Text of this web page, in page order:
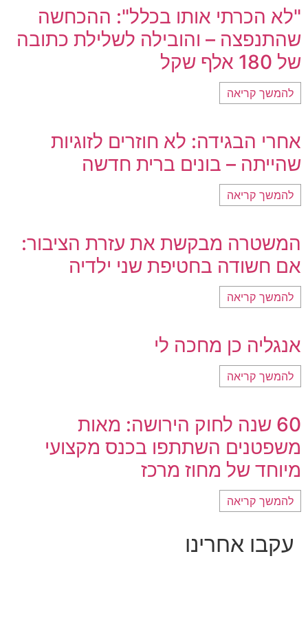
"לא הכרתי אותו בכלל": ההכחשה
שהתנפצה – והובילה לשלילת כתובה
של 180 אלף שקל
להמשך קריאה
אחרי הבגידה: לא חוזרים לזוגיות
שהייתה – בונים ברית חדשה
להמשך קריאה
המשטרה מבקשת את עזרת הציבור:
אם חשודה בחטיפת שני ילדיה
להמשך קריאה
אנגליה כן מחכה לי
להמשך קריאה
60 שנה לחוק הירושה: מאות
משפטנים השתתפו בכנס מקצועי
מיוחד של מחוז מרכז
להמשך קריאה
עקבו אחרינו